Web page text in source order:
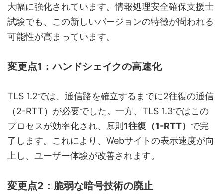
大幅に強化されています。情報処理安全確保支援士
試験でも、この新しいバージョンの特徴が問われる
可能性が高まっています。
変更点1：ハンドシェイクの高速化
TLS 1.2では、通信路を確立するまでに2往復の通信
（2-RTT）が必要でした。一方、TLS 1.3ではこの
プロセスが効率化され、原則 1往復（1-RTT） で完
了します。これにより、Webサイトの表示速度が向
上し、ユーザー体験が改善されます。
変更点2：脆弱な暗号技術の廃止